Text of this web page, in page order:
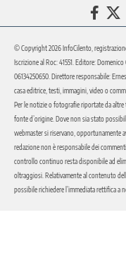
© Copyright 2026 InfoCilento,
Iscrizione al Roc: 41551. Editore:
06134250650. Direttore responsabile:
casa editrice, testi, immagini, video o
Per le notizie o fotografie riportate da
fonte d’origine. Dove non sia stato
webmaster si riservano, opportunamente
redazione non è responsabile dei
controllo continuo resta disponibile ad
oltraggiosi. Relativamente al contenuto
possibile richiedere l’immediata rettifica a